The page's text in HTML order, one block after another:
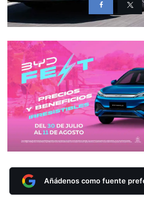
Añádenos como fuente